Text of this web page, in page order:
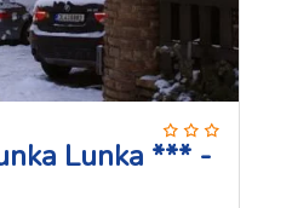
Lunka *** -